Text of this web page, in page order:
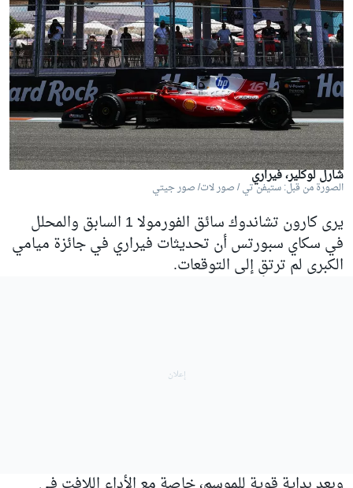
شارل لوكلير، فيراري
الصورة من قبل: ستيفن تي / صور لات/ صور جيتي
يرى كارون تشاندوك سائق الفورمولا 1 السابق والمحلل
في سكاي سبورتس أن تحديثات فيراري في جائزة ميامي
الكبرى لم ترتقِ إلى التوقعات.